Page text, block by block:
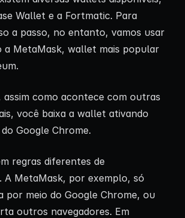
Wallet e a Fortmatic. Para
a passo, no entanto, vamos usar
a MetaMask, wallet mais popular
assim como acontece com outras
você baixa a wallet ativando
Google Chrome.
regras diferentes de
A MetaMask, por exemplo, só
por meio do Google Chrome, ou
outros navegadores. Em